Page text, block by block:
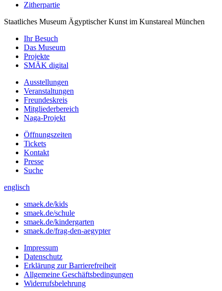
Zitherpartie
Staatliches Museum Ägyptischer Kunst im Kunstareal München
Ihr Besuch
Das Museum
Projekte
SMÄK digital
Ausstellungen
Veranstaltungen
Freundeskreis
Mitgliederbereich
Naga-Projekt
Öffnungszeiten
Tickets
Kontakt
Presse
Suche
englisch
smaek.de/kids
smaek.de/schule
smaek.de/kindergarten
smaek.de/frag-den-aegypter
Impressum
Datenschutz
Erklärung zur Barrierefreiheit
Allgemeine Geschäftsbedingungen
Widerrufsbelehrung